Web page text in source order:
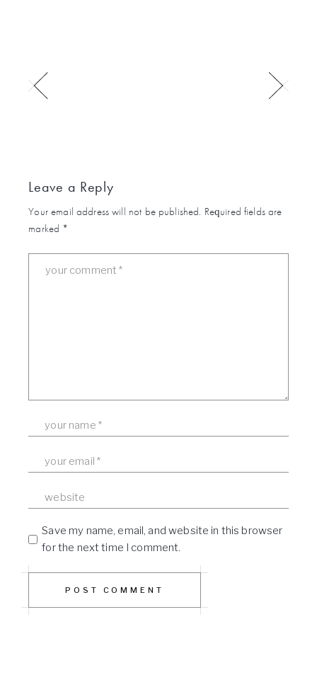
Leave a Reply
Your email address will not be published. Required fields are
marked *
Save my name, email, and website in this browser
for the next time I comment.
POST COMMENT